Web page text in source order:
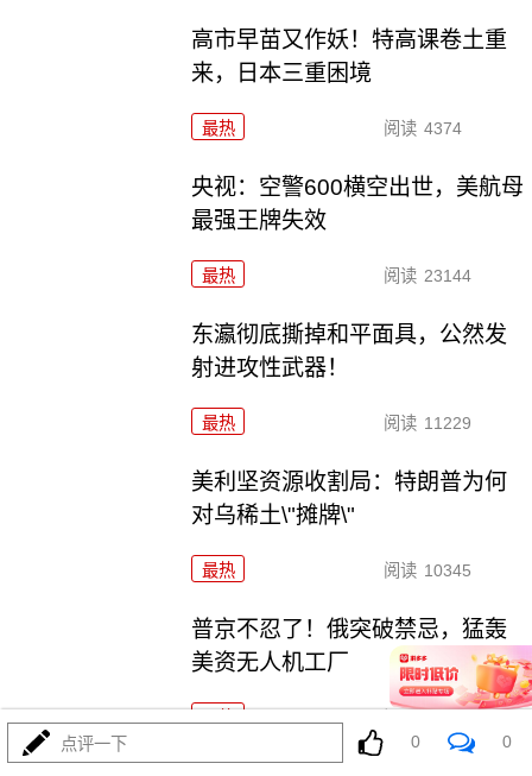
高市早苗又作妖！特高课卷土重
来，日本三重困境
最热 阅读 4374
央视：空警600横空出世，美航母
最强王牌失效
最热 阅读 23144
东瀛彻底撕掉和平面具，公然发
射进攻性武器！
最热 阅读 11229
美利坚资源收割局：特朗普为何
对乌稀土\"摊牌\"
最热 阅读 10345
普京不忍了！俄突破禁忌，猛轰
美资无人机工厂
点评一下 0 0